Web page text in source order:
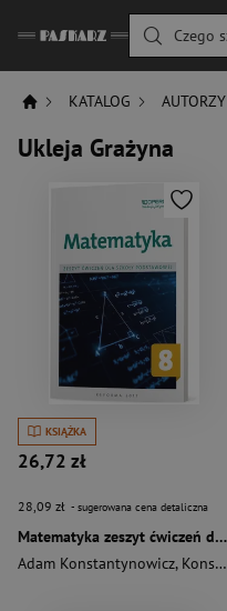
Czego
KATALOG AUTORZY
Ukleja Grażyna
KSIĄŻKA
26,72 zł
28,09 zł - sugerowana cena detaliczna
Matematyka zeszyt ćwiczeń dla kalsy 8 szkoły podstawowej
Adam Konstantynowicz, Konstantynowicz Anna